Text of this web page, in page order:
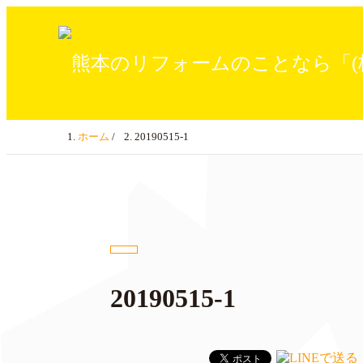
ホーム / 20190515-1
20190515-1